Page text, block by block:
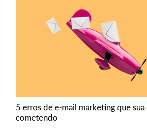
5 erros de e-mail marketing que sua
cometendo